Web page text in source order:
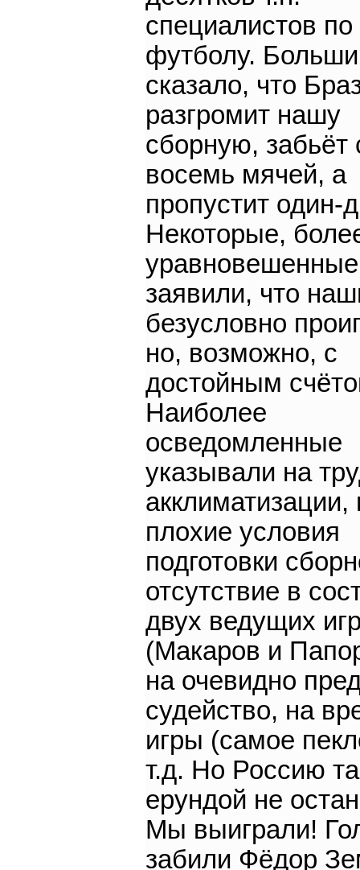
специалистов по
футболу.
сказало, что
разгромит нашу
сборную, забьёт
восемь мячей, а
пропустит один-
Некоторые,
заявили, что
безусловно
но, возможно, с
достойным
Наиболее
осведомленные
указывали на
акклиматизации,
плохие условия
подготовки
отсутствие в
двух ведущих
(Макаров и
на очевидно
судейство, на
игры (самое
т.д. Но Россию
ерундой не
Мы выиграли!
забили Фёдор